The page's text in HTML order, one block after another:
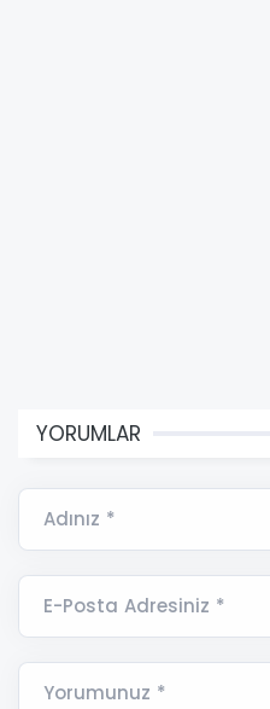
YORUMLAR
Adınız *
E-Posta Adresiniz *
Yorumunuz *